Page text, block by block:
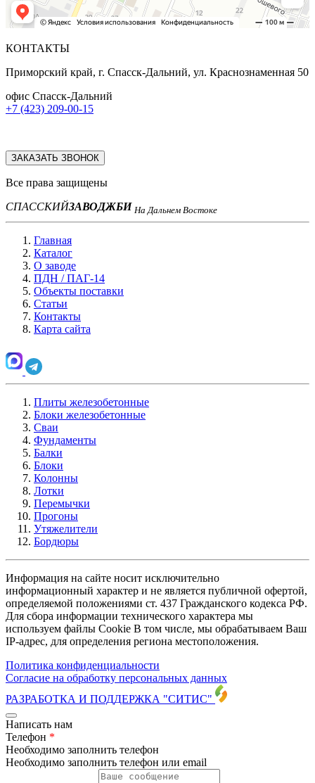
КОНТАКТЫ
Приморский край, г. Спасск-Дальний, ул. Краснознаменная 50
офис Спасск-Дальний
+7 (423) 209-00-15
ЗАКАЗАТЬ ЗВОНОК
Все права защищены
СПАССКИЙЗАВОДЖБИ На Дальнем Востоке
Главная
Каталог
О заводе
ПДН / ПАГ-14
Объекты поставки
Статьи
Контакты
Карта сайта
Плиты железобетонные
Блоки железобетонные
Сваи
Фундаменты
Балки
Блоки
Колонны
Лотки
Перемычки
Прогоны
Утяжелители
Бордюры
Информация на сайте носит исключительно
информационный характер и не является публичной офертой,
определяемой положениями ст. 437 Гражданского кодекса РФ.
Для сбора информации технического характера мы
используем файлы Cookie В том числе, мы обрабатываем Ваш
IP-адрес, для определения региона местоположения.
Политика конфиденциальности
Согласие на обработку персональных данных
РАЗРАБОТКА И ПОДДЕРЖКА "СИТИС"
Написать нам
Телефон *
Необходимо заполнить телефон
Необходимо заполнить телефон или email